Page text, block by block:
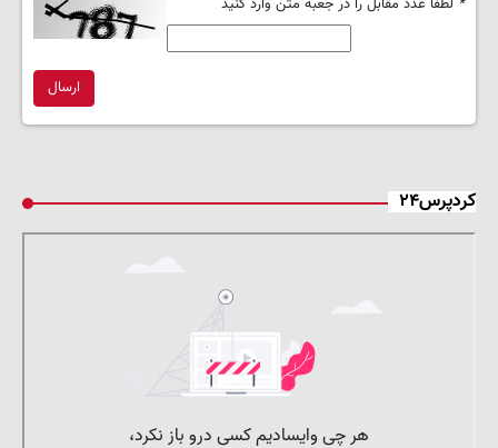
* لطفا عدد مقابل را در جعبه متن وارد کنید
ارسال
کردپرس۲۴